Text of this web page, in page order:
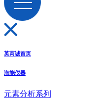
英芮诚首页
海能仪器
元素分析系列